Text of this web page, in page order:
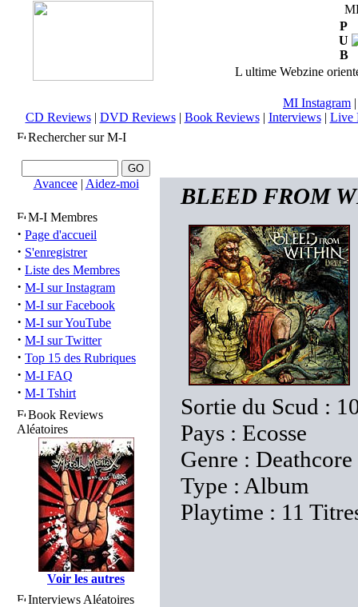
P
U
B
L ultime Webzine
MI Instagram
CD Reviews| DVD Reviews| Book Reviews| Interviews| Live
Rechercher sur M-I
Avancee| Aidez-moi
M-I Membres
· Page d'accueil
· S'enregistrer
· Liste des Membres
· M-I sur Instagram
· M-I sur Facebook
· M-I sur YouTube
· M-I sur Twitter
· Top 15 des Rubriques
· M-I FAQ
· M-I Tshirt
Book Reviews
Aléatoires
Voir les autres
Interviews Aléatoires
BLEED FROM
Sortie du Scud :
Pays : Ecosse
Genre : Deathcore
Type : Album
Playtime : 11